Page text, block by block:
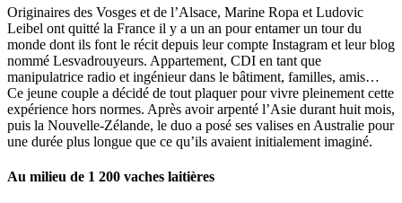
Originaires des Vosges et de l’Alsace, Marine Ropa et Ludovic
Leibel ont quitté la France il y a un an pour entamer un tour du
monde dont ils font le récit depuis leur compte Instagram et leur blog
nommé Lesvadrouyeurs. Appartement, CDI en tant que
manipulatrice radio et ingénieur dans le bâtiment, familles, amis…
Ce jeune couple a décidé de tout plaquer pour vivre pleinement cette
expérience hors normes. Après avoir arpenté l’Asie durant huit mois,
puis la Nouvelle-Zélande, le duo a posé ses valises en Australie pour
une durée plus longue que ce qu’ils avaient initialement imaginé.
Au milieu de 1 200 vaches laitières